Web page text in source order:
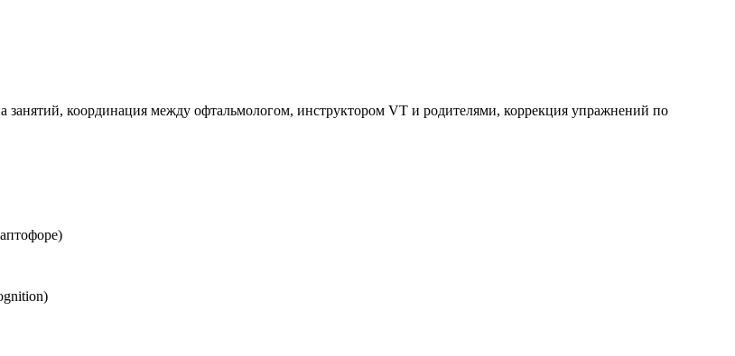
занятий, координация между офтальмологом, инструктором VT и родителями, коррекция упражнений по